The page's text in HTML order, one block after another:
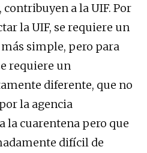
a la UIF. Por
la UIF, se requiere un
simple, pero para
requiere un
diferente, que no
la agencia
la cuarentena pero que
difícil de